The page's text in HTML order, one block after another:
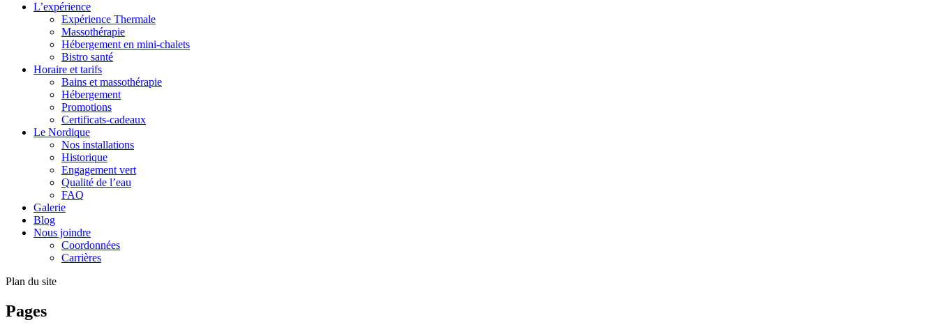
L’expérience
Expérience Thermale
Massothérapie
Hébergement en mini-chalets
Bistro santé
Horaire et tarifs
Bains et massothérapie
Hébergement
Promotions
Certificats-cadeaux
Le Nordique
Nos installations
Historique
Engagement vert
Qualité de l’eau
FAQ
Galerie
Blog
Nous joindre
Coordonnées
Carrières
Plan du site
Pages